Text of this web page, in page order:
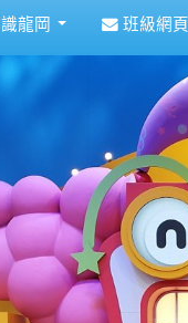
龍岡 班級網頁